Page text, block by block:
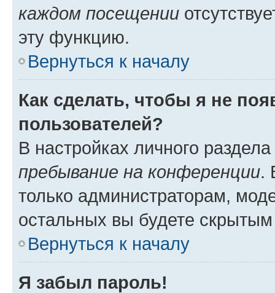
каждом посещении
эту функцию.
Вернуться к началу
Как сделать, чтобы я не
пользователей?
В настройках личного
пребывание на конференции.
только администраторам,
остальных вы будете
Вернуться к началу
Я забыл пароль!